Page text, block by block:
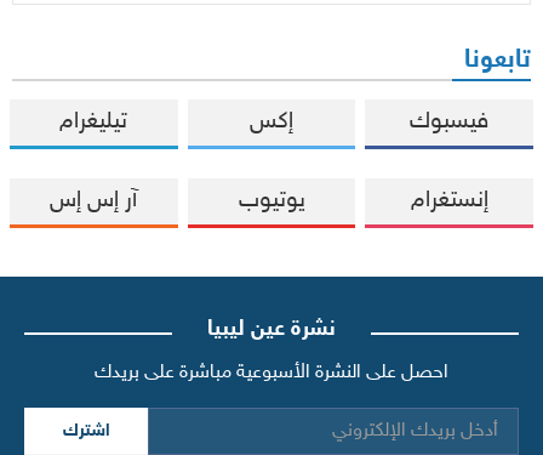
تابعونا
فيسبوك إكس تيليغرام
إنستغرام يوتيوب آر إس إس
نشرة عين ليبيا
احصل على النشرة الأسبوعية مباشرة على بريدك
اشترك